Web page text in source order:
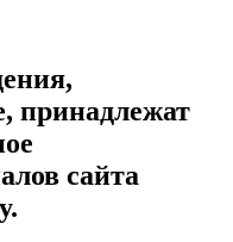
принадлежат
сайта